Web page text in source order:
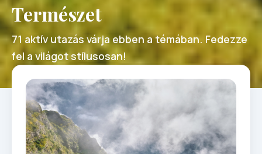
Természet
71 aktív utazás várja ebben a témában. Fedezze
fel a világot stílusosan!